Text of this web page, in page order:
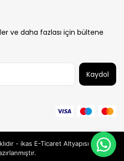
ve daha fazlası için bültene
Kaydol
- ikas E-Ticaret Altyapısı ile